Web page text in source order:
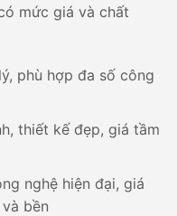
mức giá và chất
phù hợp đa số công
thiết kế đẹp, giá tầm
nghệ hiện đại, giá
bền